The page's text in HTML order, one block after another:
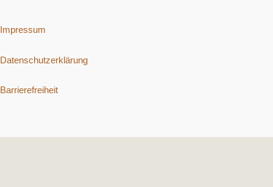
Impressum
Datenschutzerklärung
Barrierefreiheit